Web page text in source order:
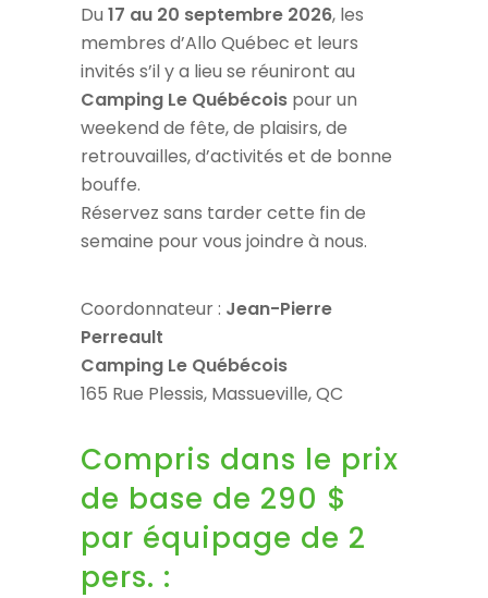
Du 17 au 20 septembre 2026, les
membres d’Allo Québec et leurs
invités s’il y a lieu se réuniront au
Camping Le Québécois pour un
weekend de fête, de plaisirs, de
retrouvailles, d’activités et de bonne
bouffe.
Réservez sans tarder cette fin de
semaine pour vous joindre à nous.
Coordonnateur : Jean-Pierre
Perreault
Camping Le Québécois
165 Rue Plessis, Massueville, QC
Compris dans le prix
de base de 290 $
par équipage de 2
pers. :